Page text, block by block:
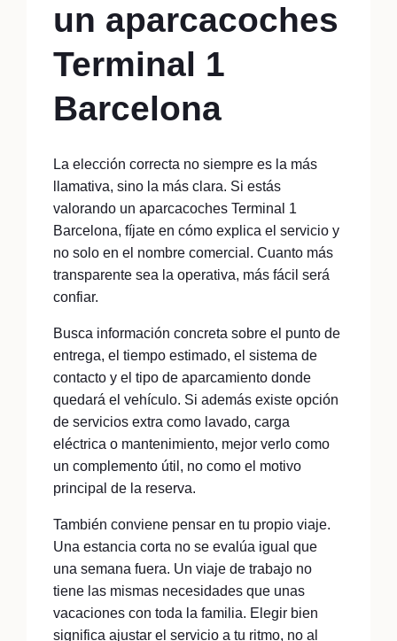
un aparcacoches
Terminal 1
Barcelona
La elección correcta no siempre es la más
llamativa, sino la más clara. Si estás
valorando un aparcacoches Terminal 1
Barcelona, fíjate en cómo explica el servicio y
no solo en el nombre comercial. Cuanto más
transparente sea la operativa, más fácil será
confiar.
Busca información concreta sobre el punto de
entrega, el tiempo estimado, el sistema de
contacto y el tipo de aparcamiento donde
quedará el vehículo. Si además existe opción
de servicios extra como lavado, carga
eléctrica o mantenimiento, mejor verlo como
un complemento útil, no como el motivo
principal de la reserva.
También conviene pensar en tu propio viaje.
Una estancia corta no se evalúa igual que
una semana fuera. Un viaje de trabajo no
tiene las mismas necesidades que unas
vacaciones con toda la familia. Elegir bien
significa ajustar el servicio a tu ritmo, no al